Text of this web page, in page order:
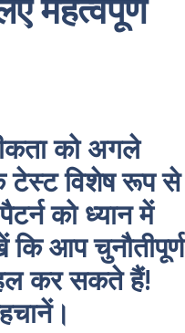
को अगले
टेस्ट विशेष रूप से
को ध्यान में
आप चुनौतीपूर्ण
कर सकते हैं!